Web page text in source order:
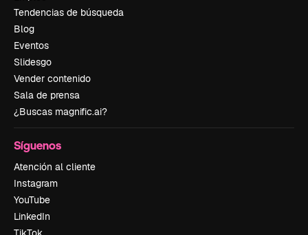
Tendencias de búsqueda
Blog
Eventos
Slidesgo
Vender contenido
Sala de prensa
¿Buscas magnific.ai?
Síguenos
Atención al cliente
Instagram
YouTube
LinkedIn